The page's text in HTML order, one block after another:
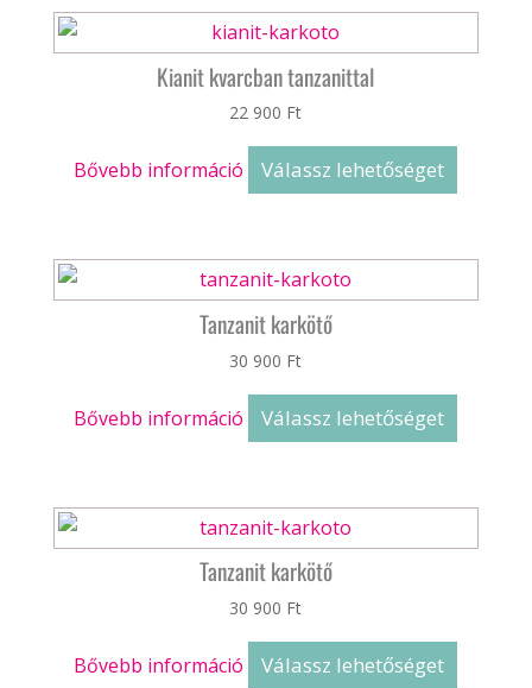
Kianit kvarcban tanzanittal
22 900 Ft
Bővebb információ Válassz lehetőséget
Tanzanit karkötő
30 900 Ft
Bővebb információ Válassz lehetőséget
Tanzanit karkötő
30 900 Ft
Bővebb információ Válassz lehetőséget